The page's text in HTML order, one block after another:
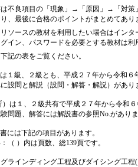
は不良項目の「現象」→「原因」→「対策
、最後に合格のポイントがまとめてあり
ソースの教材を利用したい場合はインタ
イン、パスワードを必要とする教材は利
記の表をご覧ください。
１級、２級とも、平成２７年から令和６
設問と解説（設問・解答・解説）があり
は１、２級共有で平成２７年から令和６
問題、解答には解説書の参照No.がありま
には下記の項目があります。
（ ）内は頁数、総139頁です。
グラインディング工程及びダイシング工